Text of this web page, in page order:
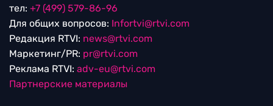
тел: +7 (499) 579-86-96
Для общих вопросов: Infortvi@rtvi.com
Редакция RTVI: news@rtvi.com
Маркетинг/PR: pr@rtvi.com
Реклама RTVI: adv-eu@rtvi.com
Партнерские материалы